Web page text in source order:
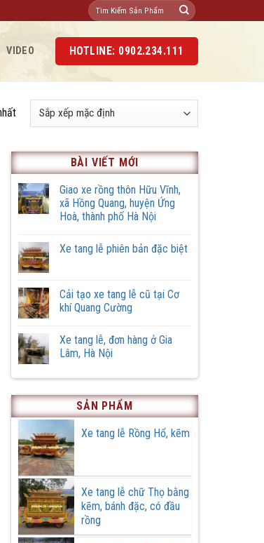
Tìm
kiếm:
VIDEO HOTLINE: 0902.234.111
BÀI VIẾT MỚI
Giao xe rồng thôn Hữu Vĩnh,
xã Hồng Quang, huyện Ứng
Hoà, thành phố Hà Nội
bình
rồng
thôn
Hữu
Hồng
Quang,
huyện
Hoà,
phố
Nội
Xe tang lễ phiên bản đặc biệt
luận
ở
Xe
phiên
bản
đặc
Cải tạo xe tang lễ cũ tại Cơ
khí Quang Cường
bình
luận
ở
tạo
tang
cũ
tại
Cơ
khí
Quang
Cường
Xe tang lễ, đơn hàng ở Gia
Lâm, Hà Nội
có
luận
Xe
tang
lễ,
đơn
hàng
ở
Gia
Lâm,
Hà
Nội
SẢN PHẨM
Xe tang lễ Rồng Hổ, kẽm
Xe tang lễ chữ Thọ bằng
kẽm, bánh đặc, có đầu
rồng